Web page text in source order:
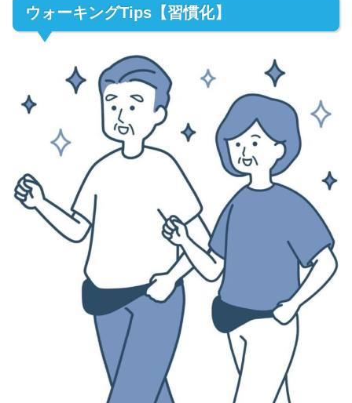
ウォーキングTips【習慣化】